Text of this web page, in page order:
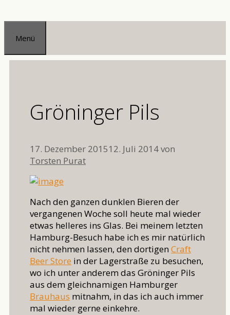
Zum
Inhalt
springen
Menü
Gröninger Pils
17. Dezember 201512. Juli 2014von
Torsten Purat
Nach den ganzen dunklen Bieren der
vergangenen Woche soll heute mal wieder
etwas helleres ins Glas. Bei meinem letzten
Hamburg-Besuch habe ich es mir natürlich
nicht nehmen lassen, den dortigenCraft
Beer Store in der Lagerstraße zu besuchen,
wo ich unter anderem das Gröninger Pils
aus dem gleichnamigen Hamburger
Brauhaus mitnahm, in das ich auch immer
mal wieder gerne einkehre.